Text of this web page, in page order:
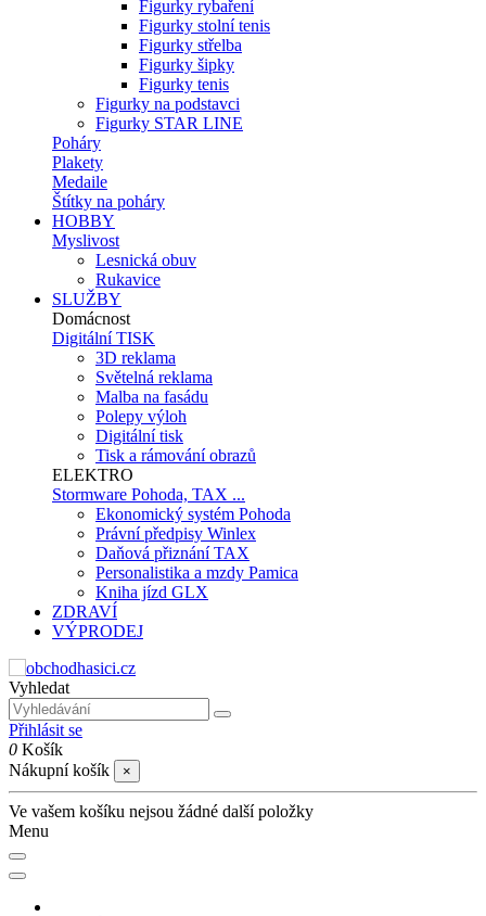
Figurky rybaření
Figurky stolní tenis
Figurky střelba
Figurky šipky
Figurky tenis
Figurky na podstavci
Figurky STAR LINE
Poháry
Plakety
Medaile
Štítky na poháry
HOBBY
Myslivost
Lesnická obuv
Rukavice
SLUŽBY
Domácnost
Digitální TISK
3D reklama
Světelná reklama
Malba na fasádu
Polepy výloh
Digitální tisk
Tisk a rámování obrazů
ELEKTRO
Stormware Pohoda, TAX ...
Ekonomický systém Pohoda
Právní předpisy Winlex
Daňová přiznání TAX
Personalistika a mzdy Pamica
Kniha jízd GLX
ZDRAVÍ
VÝPRODEJ
Vyhledat
Přihlásit se
0 Košík
Nákupní košík
×
Ve vašem košíku nejsou žádné další položky
Menu